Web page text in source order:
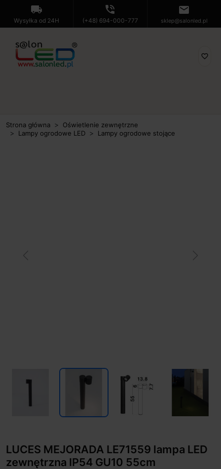
local_shipping
Wysyłka od 24H
phone_in_talk
(+48) 694-000-777
mail
sklep@salonled.pl
favorite_border
Strona główna
Oświetlenie zewnętrzne
Lampy ogrodowe LED
Lampy ogrodowe stojące
LUCES MEJORADA LE71559 lampa LED
zewnętrzna IP54 GU10 55cm